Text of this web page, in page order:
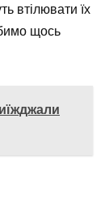
втілювати їх
щось